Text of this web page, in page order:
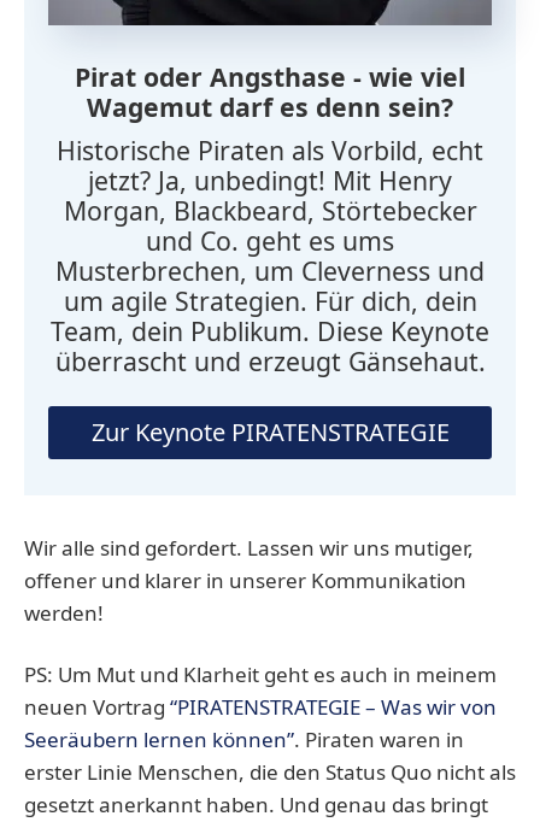
Pirat oder Angsthase - wie viel
Wagemut darf es denn sein?
Historische Piraten als Vorbild, echt
jetzt? Ja, unbedingt! Mit Henry
Morgan, Blackbeard, Störtebecker
und Co. geht es ums
Musterbrechen, um Cleverness und
um agile Strategien. Für dich, dein
Team, dein Publikum. Diese Keynote
überrascht und erzeugt Gänsehaut.
Zur Keynote PIRATENSTRATEGIE
Wir alle sind gefordert. Lassen wir uns mutiger,
offener und klarer in unserer Kommunikation
werden!
PS: Um Mut und Klarheit geht es auch in meinem
neuen Vortrag “PIRATENSTRATEGIE – Was wir von
Seeräubern lernen können”. Piraten waren in
erster Linie Menschen, die den Status Quo nicht als
gesetzt anerkannt haben. Und genau das bringt